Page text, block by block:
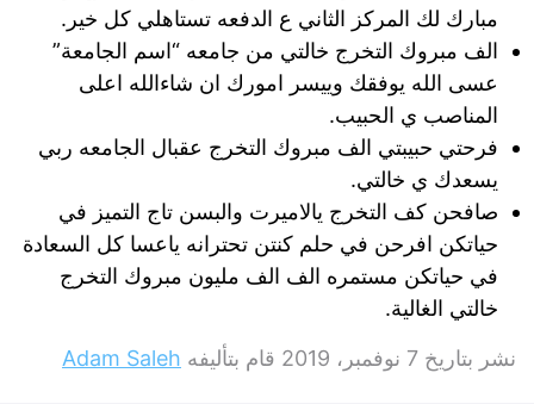
مبارك لك المركز الثاني ع الدفعه تستاهلي كل خير.
الف مبروك التخرج خالتي من جامعه “اسم الجامعة”
عسى الله يوفقك وييسر امورك ان شاءالله اعلى
المناصب ي الحبيب.
فرحتي حبيبتي الف مبروك التخرج عقبال الجامعه ربي
يسعدك ي خالتي.
صافحن كف التخرج يالاميرت والبسن تاج التميز في
حياتكن افرحن في حلم كنتن تحترانه ياعسا كل السعادة
في حياتكن مستمره الف الف مليون مبروك التخرج
خالتي الغالية.
نشر بتاريخ 7 نوفمبر، 2019 قام بتأليفه Adam Saleh